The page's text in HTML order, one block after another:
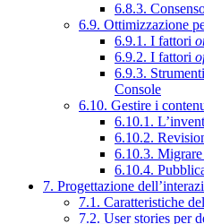
6.8.3.
6.9. Ottimizzazione
6.9.1. I fattori
6.9.2. I fattori
6.9.3.
Console
6.10. Gestire i
6.10.1.
6.10.2.
6.10.3.
6.10.4.
7. Progettazione
7.1. Caratteristiche
7.2. User stories per